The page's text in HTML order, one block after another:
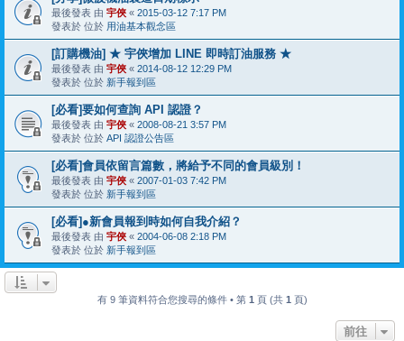
最後發表 由 宇俠 « 2015-03-12 7:17 PM
發表於 位於 用油基本觀念區
[訂購機油] ★ 宇俠增加 LINE 即時訂油服務 ★
最後發表 由 宇俠 « 2014-08-12 12:29 PM
發表於 位於 新手報到區
[必看]要如何查詢 API 認證？
最後發表 由 宇俠 « 2008-08-21 3:57 PM
發表於 位於 API 認證公告區
[必看]會員依留言篇數，將給予不同的會員級別！
最後發表 由 宇俠 « 2007-01-03 7:42 PM
發表於 位於 新手報到區
[必看]●新會員報到時如何自我介紹？
最後發表 由 宇俠 « 2004-06-08 2:18 PM
發表於 位於 新手報到區
有 9 筆資料符合您搜尋的條件 • 第 1 頁 (共 1 頁)
前往